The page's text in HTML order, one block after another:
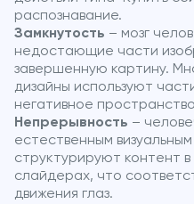
распознавание.
Замкнутость – мозг
недостающие части
завершенную картину.
дизайны используют
негативное
Непрерывность –
естественным
структурируют контент
слайдерах, что
движения глаз.